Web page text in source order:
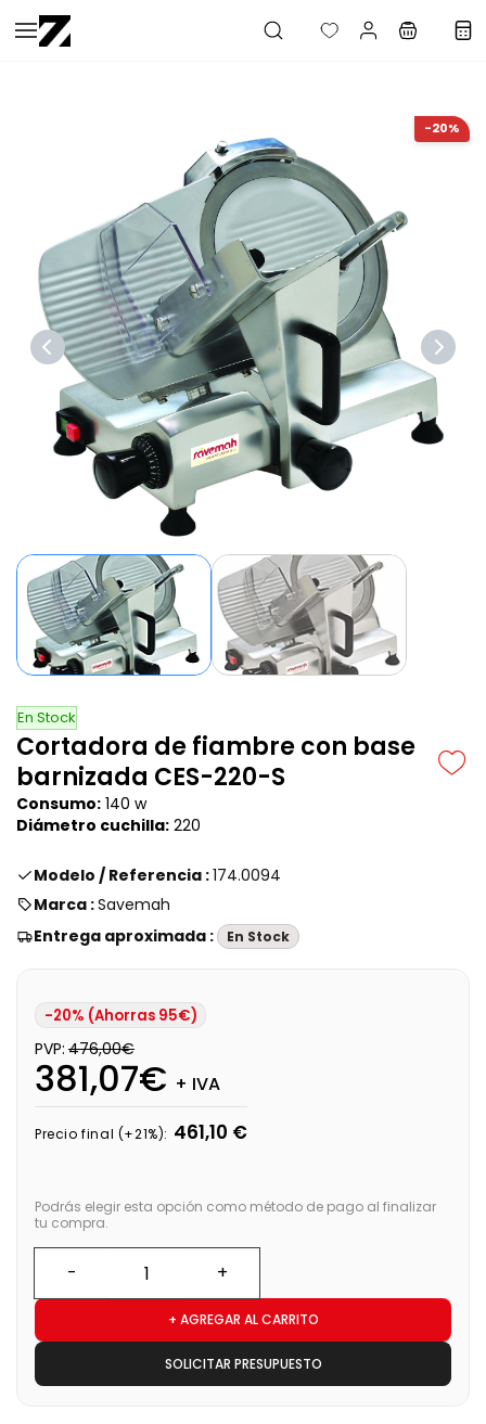
Saltar al
contenido
-20%
En Stock
Cortadora de fiambre con base
barnizada CES-220-S
Consumo: 140 w
Diámetro cuchilla: 220
Modelo / Referencia :174.0094
Marca :Savemah
Entrega aproximada :
En Stock
-20% (Ahorras 95€)
PVP: 476,00€
381,07€ + IVA
Precio final (+21%): 461,10 €
Podrás elegir esta opción como método de pago al finalizar
tu compra.
+ AGREGAR AL CARRITO
SOLICITAR PRESUPUESTO